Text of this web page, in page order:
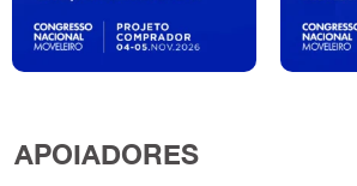
APOIADORES